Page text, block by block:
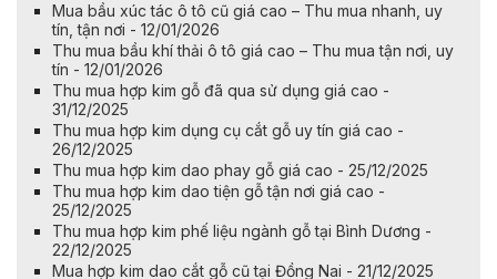
Mua bầu xúc tác ô tô cũ giá cao – Thu mua nhanh, uy
tín, tận nơi - 12/01/2026
Thu mua bầu khí thải ô tô giá cao – Thu mua tận nơi, uy
tín - 12/01/2026
Thu mua hợp kim gỗ đã qua sử dụng giá cao -
31/12/2025
Thu mua hợp kim dụng cụ cắt gỗ uy tín giá cao -
26/12/2025
Thu mua hợp kim dao phay gỗ giá cao - 25/12/2025
Thu mua hợp kim dao tiện gỗ tận nơi giá cao -
25/12/2025
Thu mua hợp kim phế liệu ngành gỗ tại Bình Dương -
22/12/2025
Mua hợp kim dao cắt gỗ cũ tại Đồng Nai - 21/12/2025